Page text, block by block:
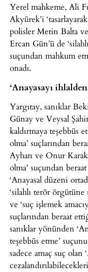
Yerel mahkeme, Ali
Akyürek’i
polisler Metin Balta
Ercan Gün’ü de
suçundan mahkum
onadı.
‘Anayasayı
Yargıtay, sanıklar
Günay ve Veysal
kaldırmaya teşebbüs
olma’ suçlarından
Ayhan ve Onur
olma’ suçundan
‘Anayasal düzeni
‘silahlı terör örgütüne
ve ‘suç işlemek
suçlarından beraat
sanıklar yönünden
teşebbüs etme’
sadece amaç suç olan